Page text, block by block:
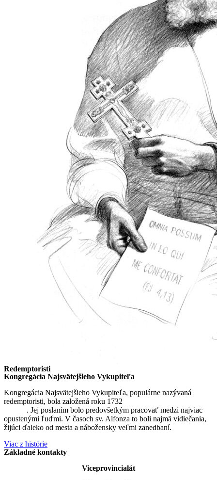
Redemptoristi
Kongregácia Najsvätejšieho Vykupiteľa
Kongregácia Najsvätejšieho Vykupiteľa, populárne nazývaná
redemptoristi, bola založená roku 1732
. Jej poslaním bolo predovšetkým pracovať medzi najviac
opustenými ľuďmi. V časoch sv. Alfonza to boli najmä vidiečania,
žijúci ďaleko od mesta a nábožensky veľmi zanedbaní.
Viac z histórie
Základné kontakty
Viceprovincialát